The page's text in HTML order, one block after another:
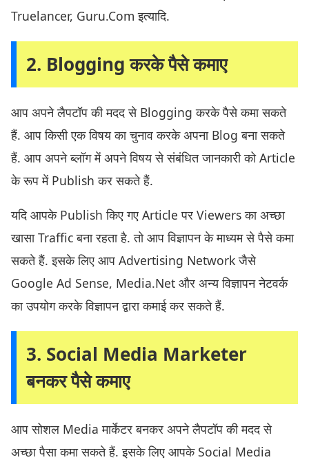
Truelancer, Guru.Com इत्यादि.
2. Blogging करके पैसे कमाए
आप अपने लैपटॉप की मदद से Blogging करके पैसे कमा सकते
हैं. आप किसी एक विषय का चुनाव करके अपना Blog बना सकते
हैं. आप अपने ब्लॉग में अपने विषय से संबंधित जानकारी को Article
के रूप में Publish कर सकते हैं.
यदि आपके Publish किए गए Article पर Viewers का अच्छा
खासा Traffic बना रहता है. तो आप विज्ञापन के माध्यम से पैसे कमा
सकते हैं. इसके लिए आप Advertising Network जैसे
Google Ad Sense, Media.Net और अन्य विज्ञापन नेटवर्क
का उपयोग करके विज्ञापन द्वारा कमाई कर सकते हैं.
3. Social Media Marketer
बनकर पैसे कमाए
आप सोशल Media मार्केटर बनकर अपने लैपटॉप की मदद से
अच्छा पैसा कमा सकते हैं. इसके लिए आपके Social Media